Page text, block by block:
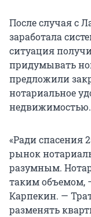
После случая с
заработала
ситуация
придумывать
предложили
нотариальное
недвижимостью.
«Ради спасения
рынок
разумным.
таким объемом,
Карпекин. —
разменять